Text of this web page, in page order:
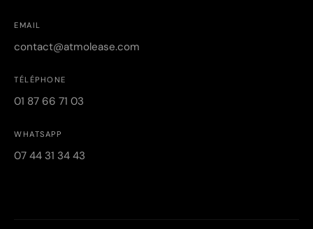
EMAIL
contact@atmolease.com
TÉLÉPHONE
01 87 66 71 03
WHATSAPP
07 44 31 34 43